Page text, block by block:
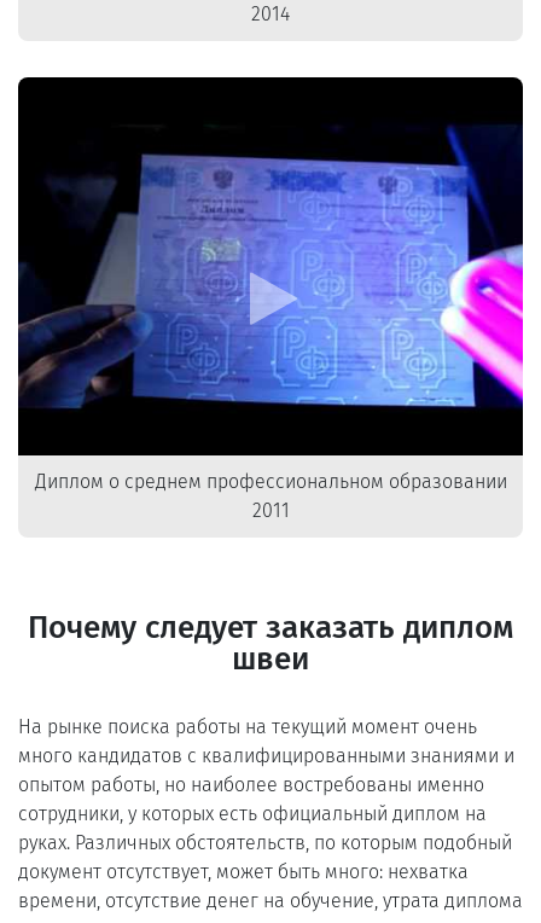
2014
Диплом о среднем профессиональном образовании
2011
Почему следует заказать диплом
швеи
На рынке поиска работы на текущий момент очень
много кандидатов с квалифицированными знаниями и
опытом работы, но наиболее востребованы именно
сотрудники, у которых есть официальный диплом на
руках. Различных обстоятельств, по которым подобный
документ отсутствует, может быть много: нехватка
времени, отсутствие денег на обучение, утрата диплома